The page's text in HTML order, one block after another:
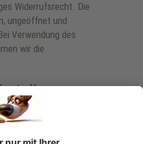
Widerrufsrecht. Die
ungeöffnet und
Verwendung des
wir die
die
aus. Dieses